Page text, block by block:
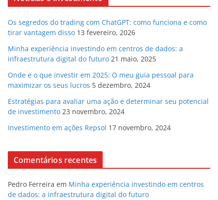
Os segredos do trading com ChatGPT: como funciona e como
tirar vantagem disso 13 fevereiro, 2026
Minha experiência investindo em centros de dados: a
infraestrutura digital do futuro 21 maio, 2025
Onde e o que investir em 2025: O meu guia pessoal para
maximizar os seus lucros 5 dezembro, 2024
Estratégias para avaliar uma ação e determinar seu potencial
de investimento 23 novembro, 2024
Investimento em ações Repsol 17 novembro, 2024
Comentários recentes
Pedro Ferreira em Minha experiência investindo em centros
de dados: a infraestrutura digital do futuro